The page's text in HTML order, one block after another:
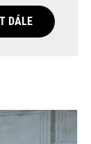
DÁLE